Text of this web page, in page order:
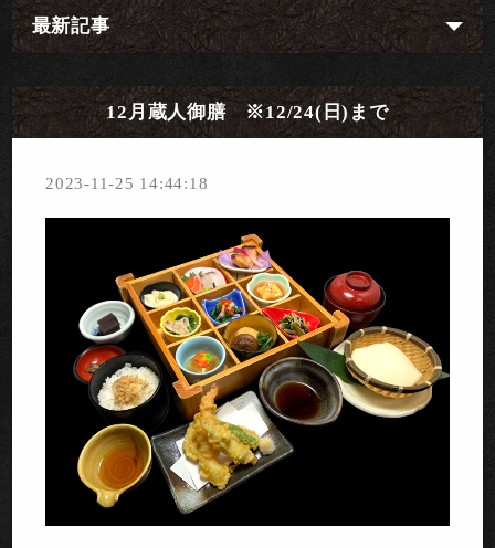
最新記事
12月蔵人御膳 ※12/24(日)まで
2023-11-25 14:44:18